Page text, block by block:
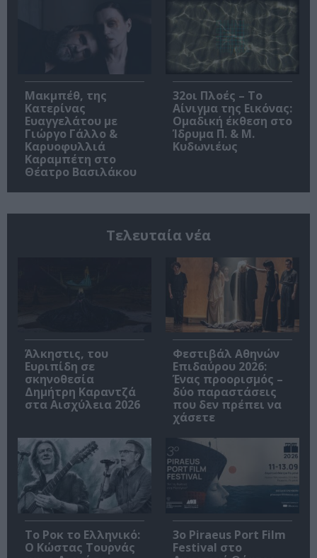
Μακμπέθ, της
Κατερίνας
Ευαγγελάτου με
Γιώργο Γάλλο &
Καρυοφυλλιά
Καραμπέτη στο
Θέατρο Βασιλάκου
32οι Πλοές – Το
Αίνιγμα της Εικόνας:
Ομαδική έκθεση στο
Ίδρυμα Π. & Μ.
Κυδωνιέως
Τελευταία νέα
Άλκηστις, του
Ευριπίδη σε
σκηνοθεσία
Δημήτρη Καραντζά
στα Αισχύλεια 2026
Φεστιβάλ Αθηνών
Επιδαύρου 2026:
Ένας προορισμός –
δύο παραστάσεις
που δεν πρέπει να
χάσετε
Το Ροκ το Ελληνικό:
Ο Κώστας Τουρνάς
3o Piraeus Port Film
Festival στο